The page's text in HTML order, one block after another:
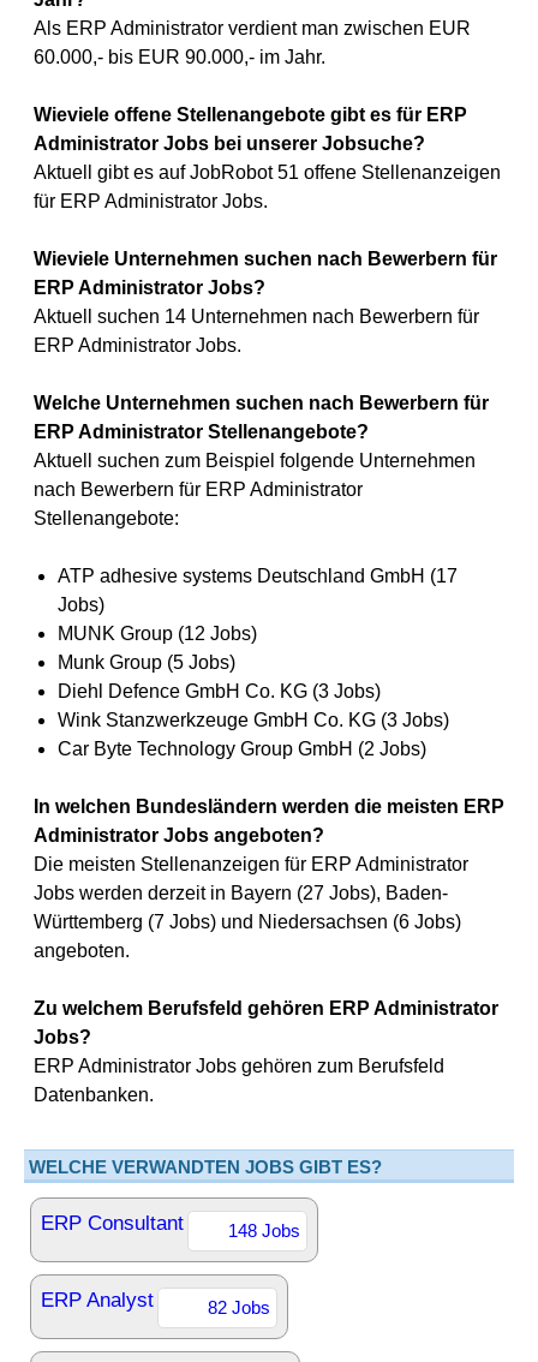
Als ERP Administrator verdient man zwischen EUR
60.000,- bis EUR 90.000,- im Jahr.
Wieviele offene Stellenangebote gibt es für ERP
Administrator Jobs bei unserer Jobsuche?
Aktuell gibt es auf JobRobot 51 offene Stellenanzeigen
für ERP Administrator Jobs.
Wieviele Unternehmen suchen nach Bewerbern für
ERP Administrator Jobs?
Aktuell suchen 14 Unternehmen nach Bewerbern für
ERP Administrator Jobs.
Welche Unternehmen suchen nach Bewerbern für
ERP Administrator Stellenangebote?
Aktuell suchen zum Beispiel folgende Unternehmen
nach Bewerbern für ERP Administrator
Stellenangebote:
ATP adhesive systems Deutschland GmbH (17
Jobs)
MUNK Group (12 Jobs)
Munk Group (5 Jobs)
Diehl Defence GmbH Co. KG (3 Jobs)
Wink Stanzwerkzeuge GmbH Co. KG (3 Jobs)
Car Byte Technology Group GmbH (2 Jobs)
In welchen Bundesländern werden die meisten ERP
Administrator Jobs angeboten?
Die meisten Stellenanzeigen für ERP Administrator
Jobs werden derzeit in Bayern (27 Jobs), Baden-
Württemberg (7 Jobs) und Niedersachsen (6 Jobs)
angeboten.
Zu welchem Berufsfeld gehören ERP Administrator
Jobs?
ERP Administrator Jobs gehören zum Berufsfeld
Datenbanken.
WELCHE VERWANDTEN JOBS GIBT ES?
ERP Consultant 148 Jobs
ERP Analyst 82 Jobs